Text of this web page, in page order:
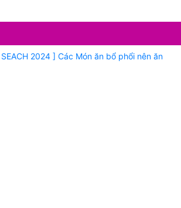
2024 ] Các Món ăn bổ phổi nên ăn